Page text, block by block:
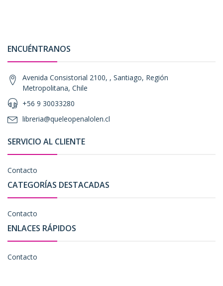
ENCUÉNTRANOS
Avenida Consistorial 2100, , Santiago, Región
Metropolitana, Chile
+56 9 30033280
libreria@queleopenalolen.cl
SERVICIO AL CLIENTE
Contacto
CATEGORÍAS DESTACADAS
Contacto
ENLACES RÁPIDOS
Contacto